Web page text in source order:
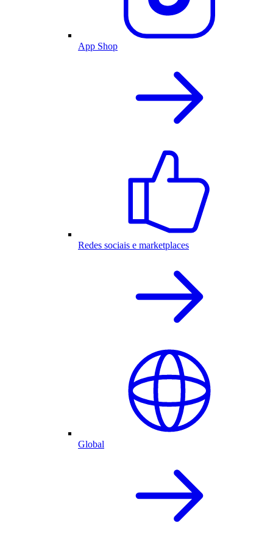
App Shop
Redes sociais e marketplaces
Global